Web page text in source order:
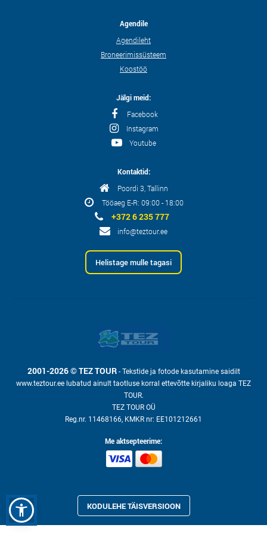
Agendile
Agendileht
Broneerimissüsteem
Koostöö
Jälgi meid:
Facebook
Instagram
Youtube
Kontaktid:
Poordi 3, Tallinn
Tööaeg E-R: 09:00 - 18:00
+372 6 235 777
info@teztour.ee
Helistage mulle tagasi
2001-2026 © TEZ TOUR- Tekstide ja fotode kasutamine saidilt
www.teztour.ee lubatud ainult taotluse korral ettevõtte kirjaliku loaga TEZ
TOUR.
TEZ TOUR OÜ
Reg.nr. 11468166, KMKR nr: EE101212661
Me aktsepteerime:
KODULEHE TÄISVERSIOON